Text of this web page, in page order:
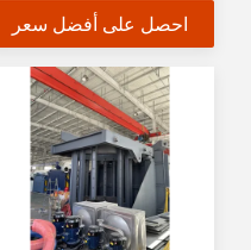
احصل على أفضل سعر